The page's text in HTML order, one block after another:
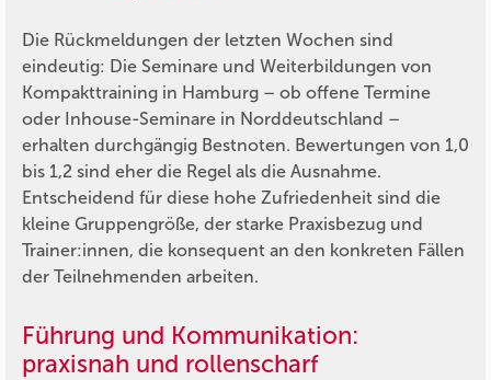
Die Rückmeldungen der letzten Wochen sind
eindeutig: Die Seminare und Weiterbildungen von
Kompakttraining in Hamburg – ob offene Termine
oder Inhouse-Seminare in Norddeutschland –
erhalten durchgängig Bestnoten. Bewertungen von 1,0
bis 1,2 sind eher die Regel als die Ausnahme.
Entscheidend für diese hohe Zufriedenheit sind die
kleine Gruppengröße, der starke Praxisbezug und
Trainer:innen, die konsequent an den konkreten Fällen
der Teilnehmenden arbeiten.
Führung und Kommunikation:
praxisnah und rollenscharf